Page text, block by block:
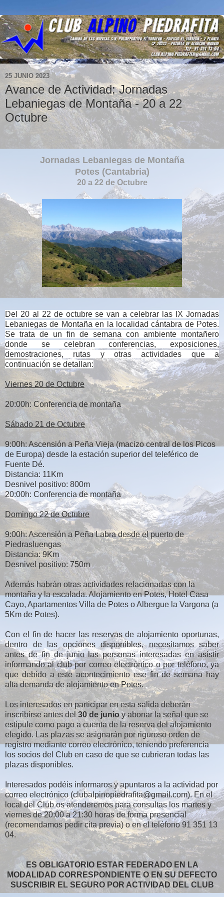
25 JUNIO 2023
Avance de Actividad: Jornadas
Lebaniegas de Montaña - 20 a 22
Octubre
Jornadas Lebaniegas de Montaña
Potes (Cantabria)
20 a 22 de Octubre
Del 20 al 22 de octubre se van a celebrar las IX Jornadas
Lebaniegas de Montaña en la localidad cántabra de Potes.
Se trata de un fin de semana con ambiente montañero
donde se celebran conferencias, exposiciones,
demostraciones, rutas y otras actividades que a
continuación se detallan:
Viernes 20 de Octubre
20:00h: Conferencia de montaña
Sábado 21 de Octubre
9:00h: Ascensión a Peña Vieja (macizo central de los Picos
de Europa) desde la estación superior del teleférico de
Fuente Dé.
Distancia: 11Km
Desnivel positivo: 800m
20:00h: Conferencia de montaña
Domingo 22 de Octubre
9:00h: Ascensión a Peña Labra desde el puerto de
Piedrasluengas
Distancia: 9Km
Desnivel positivo: 750m
Además habrán otras actividades relacionadas con la
montaña y la escalada. Alojamiento en Potes, Hotel Casa
Cayo, Apartamentos Villa de Potes o Albergue la Vargona (a
5Km de Potes).
Con el fin de hacer las reservas de alojamiento oportunas,
dentro de las opciones disponibles, necesitamos saber
antes de fin de junio las personas interesadas en asistir
informando al club por correo electrónico o por teléfono, ya
que debido a este acontecimiento ese fin de semana hay
alta demanda de alojamiento en Potes.
Los interesados en participar en esta salida deberán
inscribirse antes del30 de junioy abonar la señal que se
estipule como pago a cuenta de la reserva del alojamiento
elegido. Las plazas se asignarán por riguroso orden de
registro mediante correo electrónico, teniendo preferencia
los socios del Club en caso de que se cubrieran todas las
plazas disponibles.
Interesados podéis informaros y apuntaros a la actividad por
correo electrónico (clubalpinopiedrafita@gmail.com).En el
local del Club os atenderemos para consultas los martes y
viernes de 20:00 a 21:30 horas de forma presencial
(recomendamos pedir cita previa) o en el teléfono 91 351 13
04.
ES OBLIGATORIO ESTAR FEDERADO EN LA
MODALIDAD CORRESPONDIENTE O EN SU DEFECTO
SUSCRIBIR EL SEGURO POR ACTIVIDAD DEL CLUB